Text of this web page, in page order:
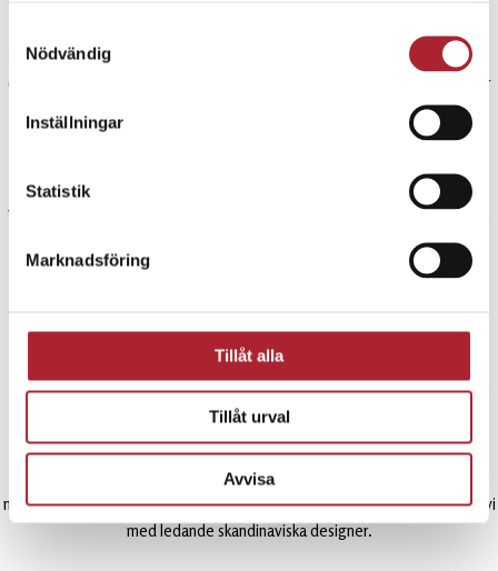
Nödvändig
Inställningar
Statistik
Marknadsföring
Tillåt alla
Tillåt urval
Avvisa
hantverkstraditioner och våra anställda förkroppsligar dessa egenskaper
och levererar alltid enligt kundernas önskemål och behov. Våra produkter
har utvecklats omsorgsfullt och vi fortbildar oss kontinuerligt för att
upprätthålla kompetens och hög kvalitet i våra hantverk och processer.
Vi har ISO 9001-certifiering för vårt kvalitetsledningssystem sedan 1999
och ISO 14001-certifiering inom miljöledning sedan 2008, vilket är ett
kvitto på ett väl utfört arbete. Vi hoppas att våra kunder ser den
Vi samarbetar med världens bästa designer och hantverkare för att göra
våra produkter unika.
De svenska designikonerna Carl Milles och Carl Eldh skapade
medaljdesigner åt Sporrong under tidigt 1900-tal, och i dag samarbetar vi
med ledande skandinaviska designer.